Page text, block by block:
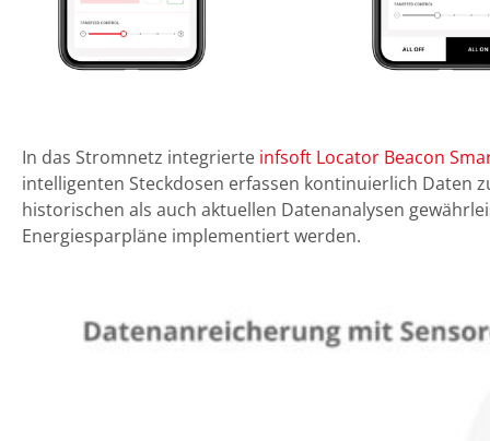
In das Stromnetz integrierte infsoft Locator Beacon
intelligenten Steckdosen erfassen kontinuierlich Daten
historischen als auch aktuellen Datenanalysen
Energiesparpläne implementiert werden.